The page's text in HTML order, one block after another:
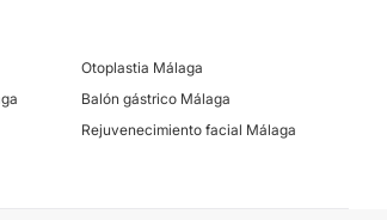
Otoplastia Málaga
Balón gástrico Málaga
Rejuvenecimiento facial Málaga